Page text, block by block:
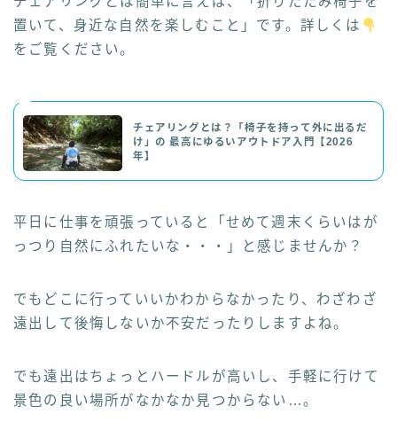
置いて、身近な自然を楽しむこと」です。詳しくは
をご覧ください。
チェアリングとは？「椅子を持って外に出るだ
け」の 最高にゆるいアウトドア入門【2026
年】
平日に仕事を頑張っていると「せめて週末くらいはが
っつり自然にふれたいな・・・」と感じませんか？
でもどこに行っていいかわからなかったり、わざわざ
遠出して後悔しないか不安だったりしますよね。
でも遠出はちょっとハードルが高いし、手軽に行けて
景色の良い場所がなかなか見つからない…。